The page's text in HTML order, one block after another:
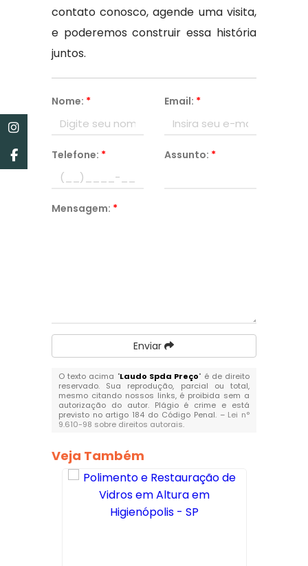
contato conosco, agende uma visita,
e poderemos construir essa história
juntos.
Nome: * Email: *
Telefone: * Assunto: *
Mensagem: *
Enviar
O texto acima "Laudo Spda Preço" é de direito
reservado. Sua reprodução, parcial ou total,
mesmo citando nossos links, é proibida sem a
autorização do autor. Plágio é crime e está
previsto no artigo 184 do Código Penal. – Lei n°
9.610-98 sobre direitos autorais.
Veja Também